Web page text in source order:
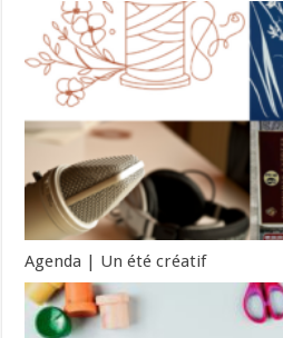
Agenda | Un été créatif